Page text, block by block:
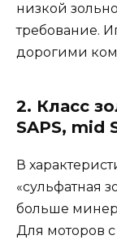
низкой
требование.
дорогими
2. Класс
SAPS, mid
В
«сульфатная
больше
Для моторов